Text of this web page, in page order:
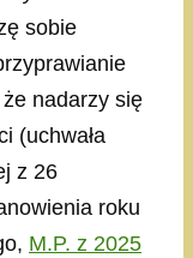
sobie
nadarzy się
(uchwała
z 26
roku
M.P. z 2025